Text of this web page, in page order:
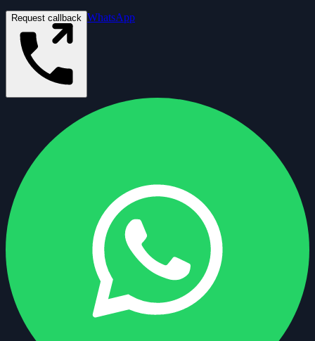
Request callback WhatsApp